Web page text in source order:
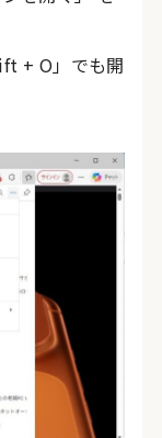
+ O」でも開